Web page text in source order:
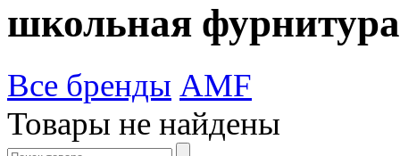
школьная фурнитура
Все бренды AMF
Товары не найдены